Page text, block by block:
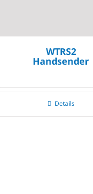
WTRS2
Handsender
Details